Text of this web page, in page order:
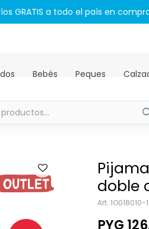
todo el país en compras mayores a
Bebés Peques
doble
1O018010-
PYG